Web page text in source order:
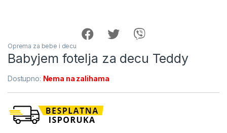
Oprema za bebe i decu
Babyjem fotelja za decu Teddy
Dostupno: Nema na zalihama